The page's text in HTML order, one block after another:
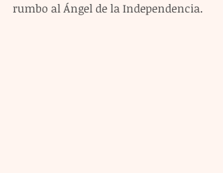
rumbo al Ángel de la Independencia.